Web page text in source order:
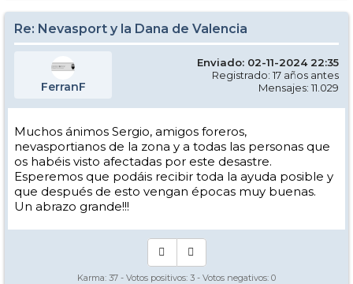
Re: Nevasport y la Dana de Valencia
FerranF
Enviado: 02-11-2024 22:35
Registrado: 17 años antes
Mensajes: 11.029
Muchos ánimos Sergio, amigos foreros,
nevasportianos de la zona y a todas las personas que
os habéis visto afectadas por este desastre.
Esperemos que podáis recibir toda la ayuda posible y
que después de esto vengan épocas muy buenas.
Un abrazo grande!!!
Karma: 37 - Votos positivos: 3 - Votos negativos: 0